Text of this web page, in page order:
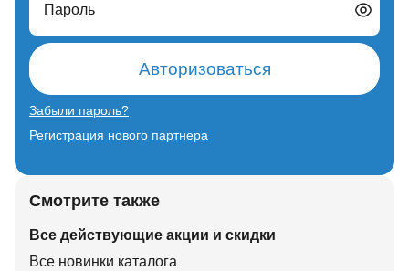
Пароль
Авторизоваться
Забыли пароль?
Регистрация нового партнера
Смотрите также
Все действующие акции и скидки
Все новинки каталога